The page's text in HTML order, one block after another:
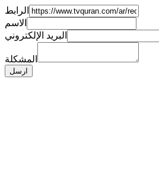
الرابط
الاسم
البريد الإلكتروني
المشكلة
ارسل